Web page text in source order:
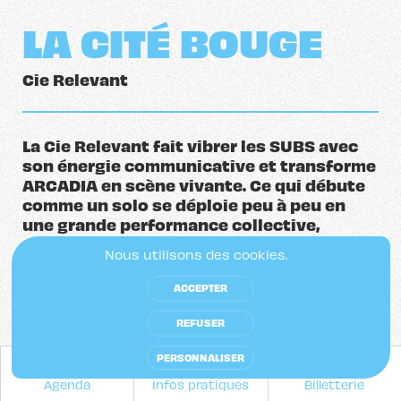
Agenda Infos pratiques Billetterie
LA CITÉ BOUGE
Cie Relevant
La Cie Relevant fait vibrer les SUBS avec
son énergie communicative et transforme
ARCADIA en scène vivante. Ce qui débute
comme un solo se déploie peu à peu en
une grande performance collective,
réunissant artistes et public dans un
même élan. Un moment participatif et
mémorable, porté par la puissance du
Nous utilisons des cookies.
PERSONNALISER
REFUSER
ACCEPTER